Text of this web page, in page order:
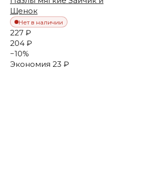
Щенок
Нет в наличии
227 ₽
204 ₽
−10%
Экономия 23 ₽